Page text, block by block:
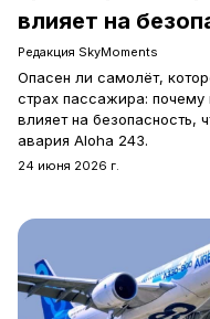
влияет на
Редакция SkyMoments
Опасен ли самолёт,
страх пассажира: почему
влияет на безопасность,
авария Aloha 243.
24 июня 2026 г.